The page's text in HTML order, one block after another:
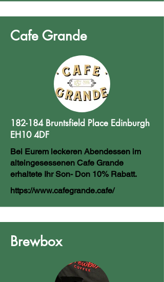
Cafe Grande
182-184 Bruntsfield Place Edinburgh
EH10 4DF
Bei Eurem leckeren Abendessen im
alteingesessenen Cafe Grande
erhaltete Ihr Son- Don 10% Rabatt.
https://www.cafegrande.cafe/
Brewbox